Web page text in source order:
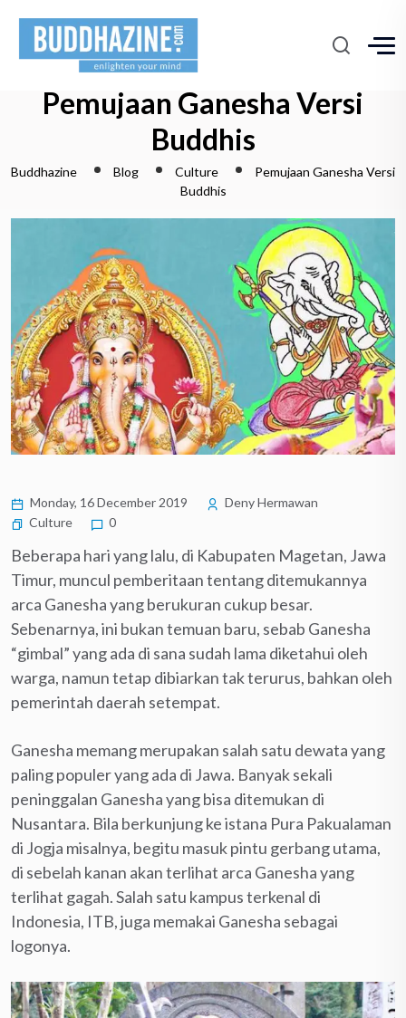
Pemujaan Ganesha Versi
Buddhis
Buddhazine Blog Culture
Pemujaan Ganesha Versi
Buddhis
Monday, 16 December 2019
Deny Hermawan
Culture
0
Beberapa hari yang lalu, di Kabupaten Magetan, Jawa
Timur, muncul pemberitaan tentang ditemukannya
arca Ganesha yang berukuran cukup besar.
Sebenarnya, ini bukan temuan baru, sebab Ganesha
“gimbal” yang ada di sana sudah lama diketahui oleh
warga, namun tetap dibiarkan tak terurus, bahkan oleh
pemerintah daerah setempat.
Ganesha memang merupakan salah satu dewata yang
paling populer yang ada di Jawa. Banyak sekali
peninggalan Ganesha yang bisa ditemukan di
Nusantara. Bila berkunjung ke istana Pura Pakualaman
di Jogja misalnya, begitu masuk pintu gerbang utama,
di sebelah kanan akan terlihat arca Ganesha yang
terlihat gagah. Salah satu kampus terkenal di
Indonesia, ITB, juga memakai Ganesha sebagai
logonya.